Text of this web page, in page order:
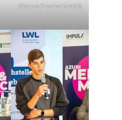
(Canina Pharma GmbH)